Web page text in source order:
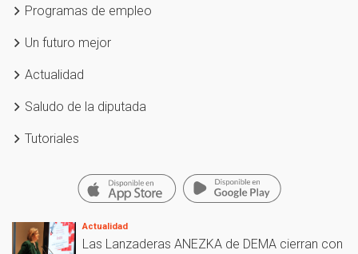
Programas de empleo
Un futuro mejor
Actualidad
Saludo de la diputada
Tutoriales
Actualidad
Las Lanzaderas ANEZKA de DEMA cierran con